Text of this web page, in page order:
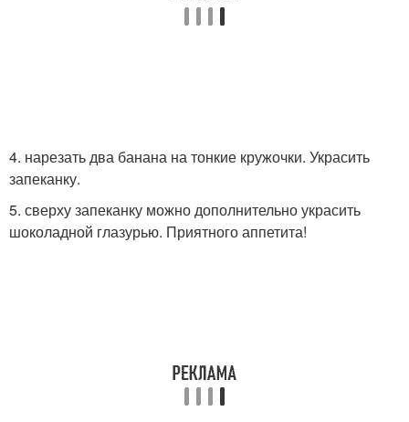
4. нарезать два банана на тонкие кружочки. Украсить
запеканку.
5. сверху запеканку можно дополнительно украсить
шоколадной глазурью. Приятного аппетита!